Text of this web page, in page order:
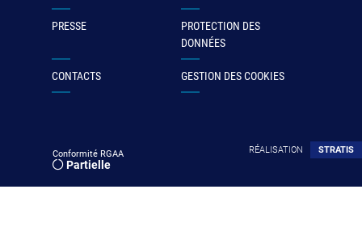
PRESSE
PROTECTION DES
DONNÉES
CONTACTS GESTION DES COOKIES
Conformité RGAA
Partielle
RÉALISATION STRATIS